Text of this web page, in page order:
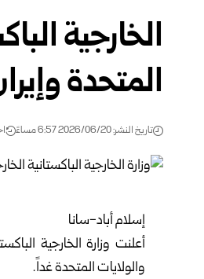
الخارجية
المتحدة
تاريخ النشر: 2026/06/20 6:57 مساءً
إسلام أباد-سانا
أعلنت وزارة الخارجية
والولايات المتحدة غداً.